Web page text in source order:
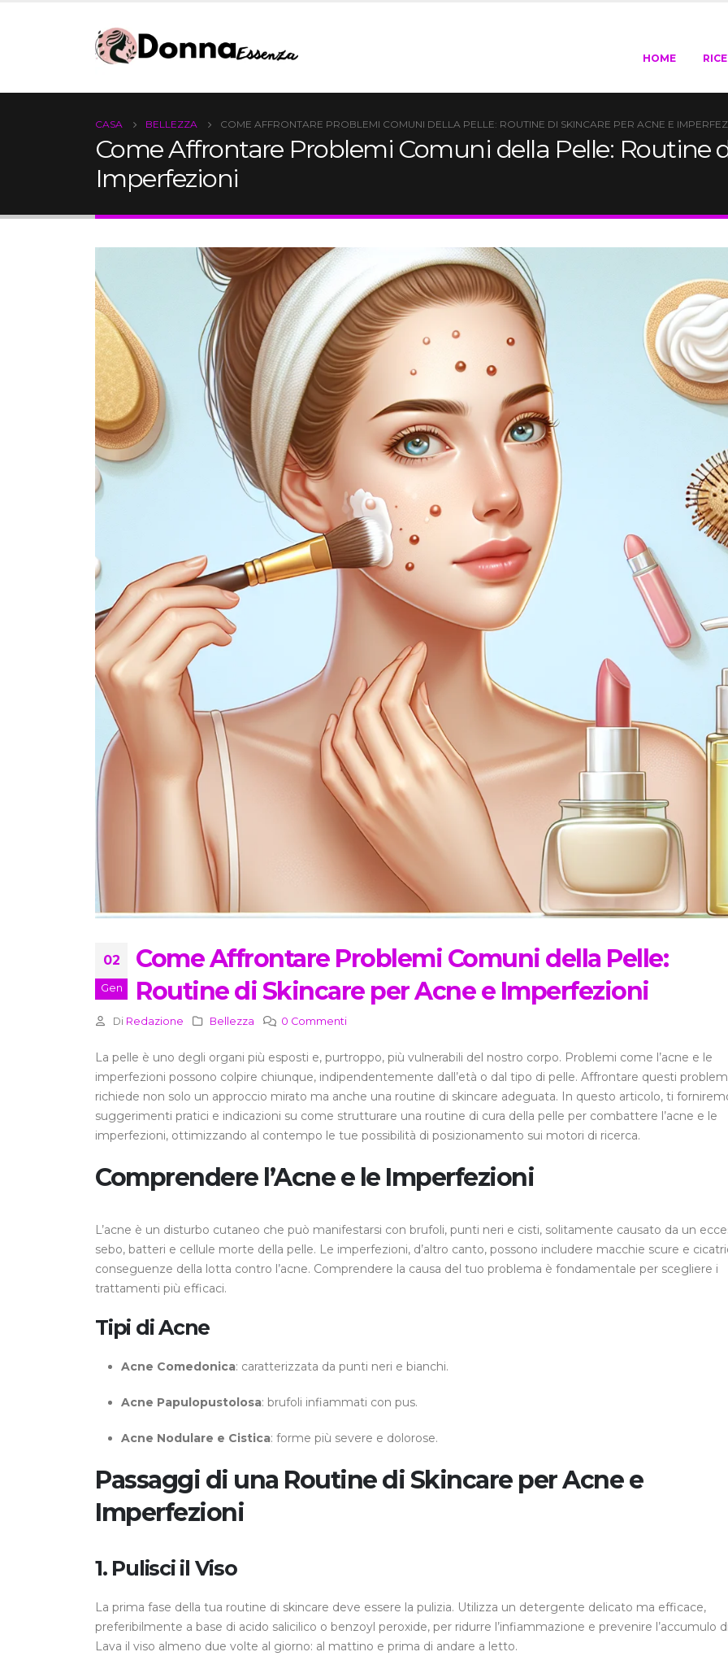
HOME
CASA BELLEZZA COME AFFRONTARE PROBLEMI COMUNI DELLA PELLE: ROUTINE DI SKINCARE PER ACNE E
Come Affrontare Problemi Comuni della Pelle: Routine
Imperfezioni
02
Gen
Come Affrontare Problemi Comuni della Pelle:
Routine di Skincare per Acne e Imperfezioni
Di Redazione Bellezza 0 Commenti
La pelle è uno degli organi più esposti e, purtroppo, più vulnerabili del nostro corpo. Problemi come l’acne e le
imperfezioni possono colpire chiunque, indipendentemente dall’età o dal tipo di pelle. Affrontare questi
richiede non solo un approccio mirato ma anche una routine di skincare adeguata. In questo articolo, ti
suggerimenti pratici e indicazioni su come strutturare una routine di cura della pelle per combattere l’acne e le
imperfezioni, ottimizzando al contempo le tue possibilità di posizionamento sui motori di ricerca.
Comprendere l’Acne e le Imperfezioni
L’acne è un disturbo cutaneo che può manifestarsi con brufoli, punti neri e cisti, solitamente causato da un
sebo, batteri e cellule morte della pelle. Le imperfezioni, d’altro canto, possono includere macchie scure e
conseguenze della lotta contro l’acne. Comprendere la causa del tuo problema è fondamentale per scegliere i
trattamenti più efficaci.
Tipi di Acne
Acne Comedonica: caratterizzata da punti neri e bianchi.
Acne Papulopustolosa: brufoli infiammati con pus.
Acne Nodulare e Cistica: forme più severe e dolorose.
Passaggi di una Routine di Skincare per Acne e
Imperfezioni
1. Pulisci il Viso
La prima fase della tua routine di skincare deve essere la pulizia. Utilizza un detergente delicato ma efficace,
preferibilmente a base di acido salicilico o benzoyl peroxide, per ridurre l’infiammazione e prevenire l’accumulo
Lava il viso almeno due volte al giorno: al mattino e prima di andare a letto.